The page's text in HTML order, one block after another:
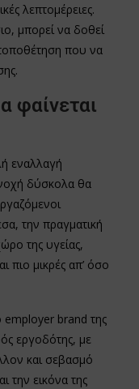
λεπτομέρειες.
μπορεί να δοθεί
που να
φαίνεται
εναλλαγή
δύσκολα θα
την πραγματική
της υγείας,
πιο μικρές απ’ όσο
employer brand της
εργοδότης, με
και σεβασμό
την εικόνα της